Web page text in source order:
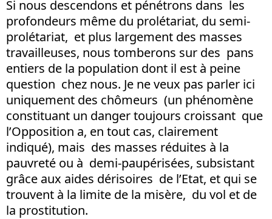
Si nous descendons et pénétrons dans les
profondeurs même du prolétariat, du semi-
prolétariat, et plus largement des masses
travailleuses, nous tomberons sur des pans
entiers de la population dont il est à peine
question chez nous. Je ne veux pas parler ici
uniquement des chômeurs (un phénomène
constituant un danger toujours croissant que
l’Opposition a, en tout cas, clairement
indiqué), mais des masses réduites à la
pauvreté ou à demi-paupérisées, subsistant
grâce aux aides dérisoires de l’Etat, et qui se
trouvent à la limite de la misère, du vol et de
la prostitution.